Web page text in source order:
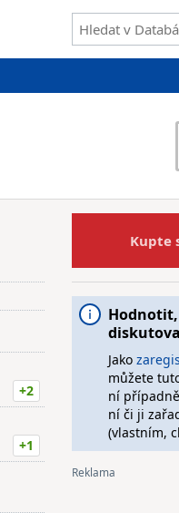
+2
+1
Kupte
Jako
můžete
ní
ní či ji
(vlastním,